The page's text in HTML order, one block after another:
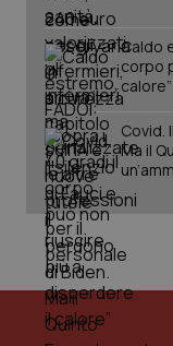
Caldo
corpo
calore”
Covid.
Ma il
PHPSESSID